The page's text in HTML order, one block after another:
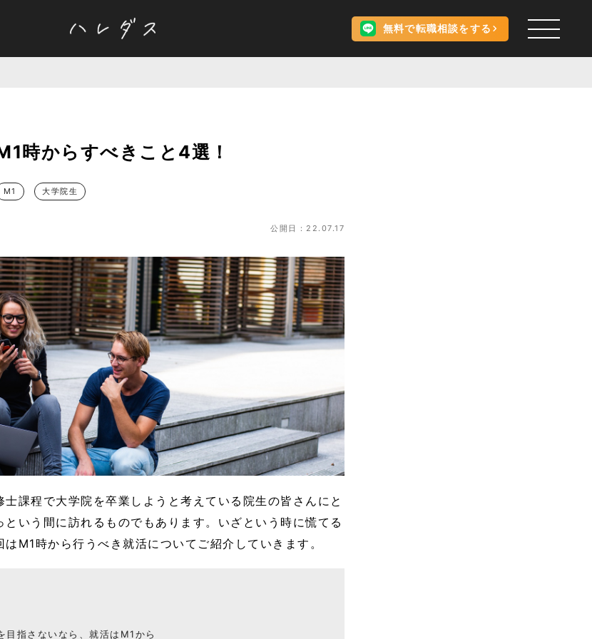
無料で転職相談をする
時からすべきこと4選！
M1 大学院生
公開日：22.07.17
課程で大学院を卒業しようと考えている院生の皆さんにと
という間に訪れるものでもあります。いざという時に慌てる
M1時から行うべき就活についてご紹介していきます。
目指さないなら、就活はM1から